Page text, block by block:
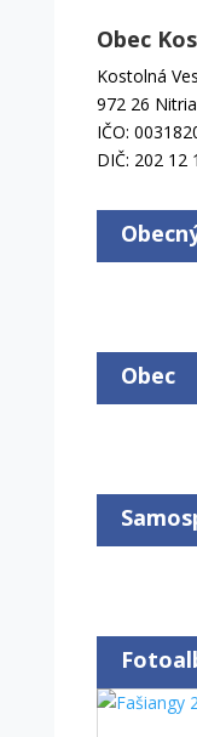
Obec
Kostolná
972 26
IČO:
DIČ: 202 12
Obec